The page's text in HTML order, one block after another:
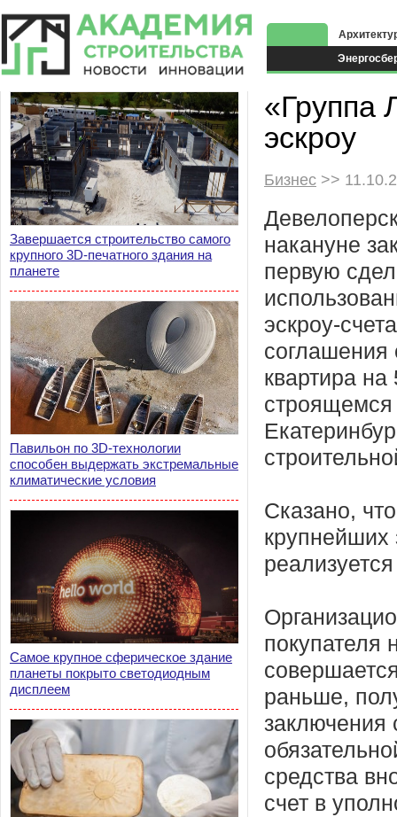
Завершается строительство самого
крупного 3D-печатного здания на
планете
Павильон по 3D-технологии
способен выдержать экстремальные
климатические условия
Самое крупное сферическое здание
планеты покрыто светодиодным
дисплеем
«Группа
эскроу
Бизнес >>
накануне
первую
эскроу-
соглашения
квартира на
Сказано,
крупнейших
покупателя
раньше,
заключения
средства
счет в